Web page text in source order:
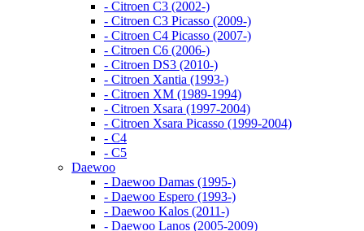
- Citroen C3 (2002-)
- Citroen C3 Picasso (2009-)
- Citroen C4 Picasso (2007-)
- Citroen C6 (2006-)
- Citroen DS3 (2010-)
- Citroen Xantia (1993-)
- Citroen XM (1989-1994)
- Citroen Xsara (1997-2004)
- Citroen Xsara Picasso (1999-2004)
- С4
- С5
Daewoo
- Daewoo Damas (1995-)
- Daewoo Espero (1993-)
- Daewoo Kalos (2011-)
- Daewoo Lanos (2005-2009)